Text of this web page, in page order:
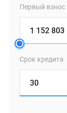
Первый взнос
Срок кредита